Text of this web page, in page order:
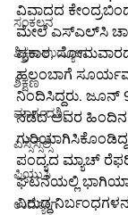
ಸಂಕಲನ
ಶಿಕ್ಷಣ-ಉದ್ಯೋಗ
ಶಿಕ್ಷಣ
ಮಾರ್ಗದರ್ಶಿ
ಎಸ್ಸೆಸ್ಸೆಲ್ಸಿ
ಪಿಯುಸಿ
ಉದ್ಯೋಗ
ವಿವಾದದ
ಮೇಲೆ ಎಸ್‌ಎಲ್‌ಸಿ ಚಾಟಿ ಬೀಸಿದೆ. ವರದಿಯ
ಪ್ರಕಾರ,
ಹಲಂಬಾಗೆ
ನಿಂದಿಸಿದ್ದರು. ಜೂನ್
ನಡೆದ ಅವರ ಹಿಂದಿನ
ಪಂದ್ಯದ ಮ್ಯಾಚ್
ಘಟನೆಯಲ್ಲಿ
ವಿರುದ್ಧ